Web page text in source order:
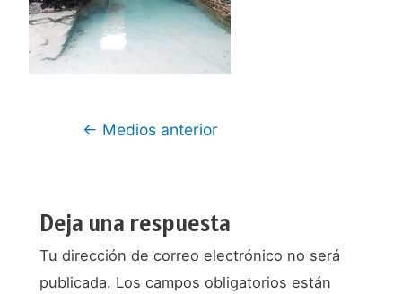
Navegación
← Medios anterior
Deja una respuesta
Tu dirección de correo electrónico no será
publicada. Los campos obligatorios están